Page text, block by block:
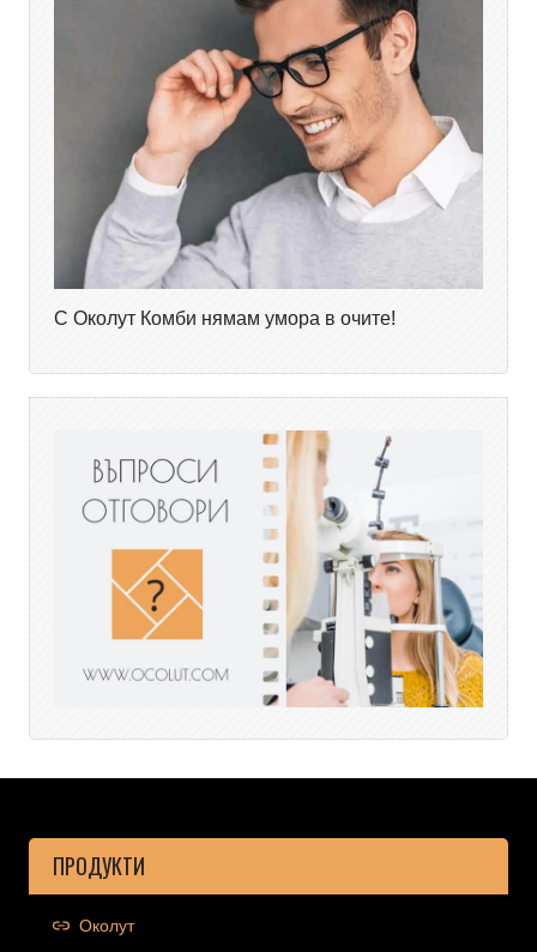
С Околут Комби нямам умора в очите!
ПРОДУКТИ
Околут